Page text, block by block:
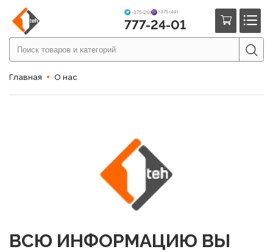
+375 (29) +375 (44)
777-24-01
Главная О нас
ВСЮ ИНФОРМАЦИЮ ВЫ